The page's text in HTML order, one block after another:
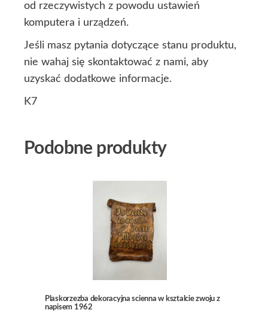
od rzeczywistych z powodu ustawień
komputera i urządzeń.
Jeśli masz pytania dotyczące stanu produktu,
nie wahaj się skontaktować z nami, aby
uzyskać dodatkowe informacje.
K7
Podobne produkty
Plaskorzezba dekoracyjna scienna w ksztalcie zwoju z
napisem 1962